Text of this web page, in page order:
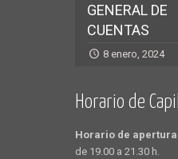
GENERAL DE
CUENTAS
8 enero, 2024
Horario de
Horario de apertura
de 19.00 a 21.30 h.